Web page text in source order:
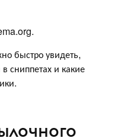
быстро увидеть,
сниппетах и какие